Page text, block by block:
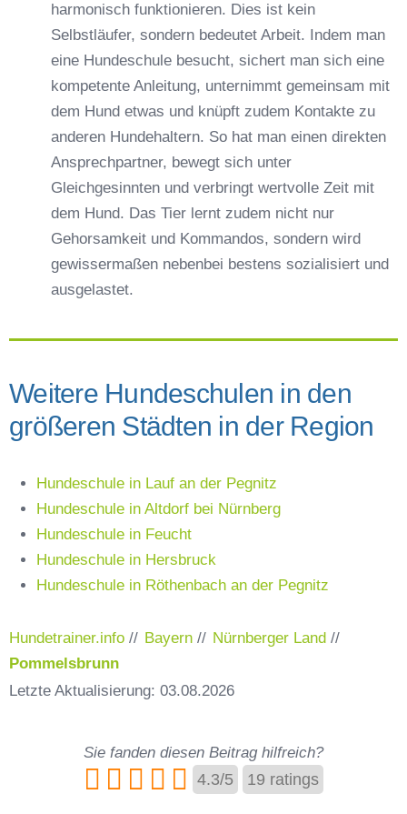
harmonisch funktionieren. Dies ist kein
Selbstläufer, sondern bedeutet Arbeit. Indem man
eine Hundeschule besucht, sichert man sich eine
kompetente Anleitung, unternimmt gemeinsam mit
dem Hund etwas und knüpft zudem Kontakte zu
anderen Hundehaltern. So hat man einen direkten
Ansprechpartner, bewegt sich unter
Gleichgesinnten und verbringt wertvolle Zeit mit
dem Hund. Das Tier lernt zudem nicht nur
Gehorsamkeit und Kommandos, sondern wird
gewissermaßen nebenbei bestens sozialisiert und
ausgelastet.
Weitere Hundeschulen in den
größeren Städten in der Region
Hundeschule in Lauf an der Pegnitz
Hundeschule in Altdorf bei Nürnberg
Hundeschule in Feucht
Hundeschule in Hersbruck
Hundeschule in Röthenbach an der Pegnitz
Hundetrainer.info // Bayern // Nürnberger Land //
Pommelsbrunn
Letzte Aktualisierung: 03.08.2026
Sie fanden diesen Beitrag hilfreich?
4.3/5 19 ratings